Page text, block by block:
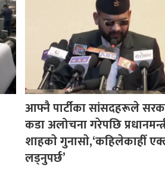
आफ्नै पार्टीका सांसदहरूले
कडा अलोचना गरेपछि
शाहकाे गुनासाे,‘कहिलेकाहीँ
लड्नुपर्छ’